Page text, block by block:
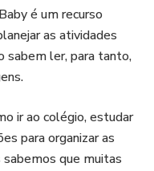
é um recurso
as atividades
sabem ler, para tanto,
ir ao colégio, estudar
para organizar as
que muitas